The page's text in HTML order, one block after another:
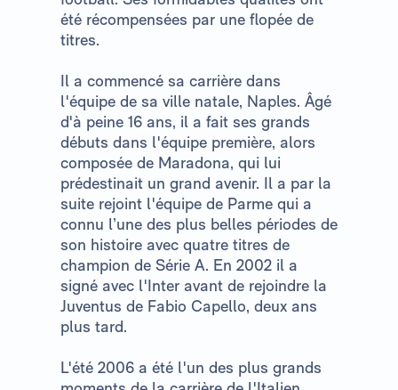
été récompensées par une flopée de
titres.
Il a commencé sa carrière dans
l'équipe de sa ville natale, Naples. Âgé
d'à peine 16 ans, il a fait ses grands
débuts dans l'équipe première, alors
composée de Maradona, qui lui
prédestinait un grand avenir. Il a par la
suite rejoint l'équipe de Parme qui a
connu l’une des plus belles périodes de
son histoire avec quatre titres de
champion de Série A. En 2002 il a
signé avec l'Inter avant de rejoindre la
Juventus de Fabio Capello, deux ans
plus tard.
L'été 2006 a été l'un des plus grands